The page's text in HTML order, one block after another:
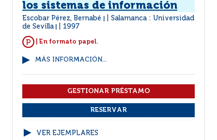
los sistemas de información
Escobar Pérez, Bernabé
Salamanca : Universidad
de Sevilla
1997
| En formato papel.
MÁS INFORMACIÓN...
VER EJEMPLARES